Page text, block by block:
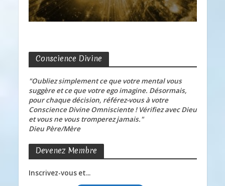
Conscience Divine
"Oubliez simplement ce que votre mental vous
suggère et ce que votre ego imagine. Désormais,
pour chaque décision, référez-vous à votre
Conscience Divine Omnisciente ! Vérifiez avec Dieu
et vous ne vous tromperez jamais."
Dieu Père/Mère
Devenez Membre
Inscrivez-vous et...